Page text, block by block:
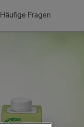
Häufige Fragen​